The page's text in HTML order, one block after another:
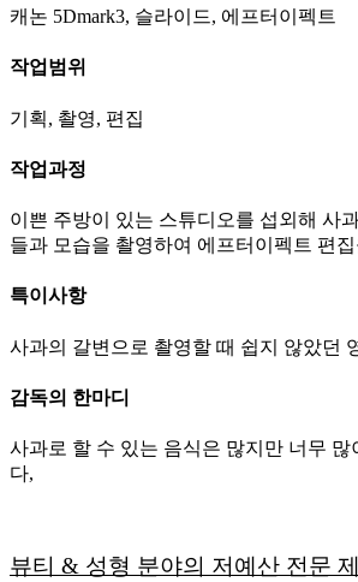
캐논 5Dmark3, 슬라이드, 에프터이펙트
작업범위
기획, 촬영, 편집
작업과정
이쁜 주방이 있는 스튜디오를 섭외해 사
들과 모습을 촬영하여 에프터이펙트 편
특이사항
사과의 갈변으로 촬영할 때 쉽지 않았던
감독의 한마디
사과로 할 수 있는 음식은 많지만 너무
다,
뷰티 & 성형 분야의 저예산 전문